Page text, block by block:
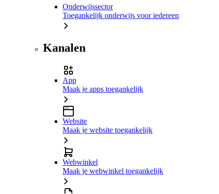
Onderwijssector
Toegankelijk onderwijs voor iedereen
Kanalen
App
Maak je apps toegankelijk
Website
Maak je website toegankelijk
Webwinkel
Maak je webwinkel toegankelijk